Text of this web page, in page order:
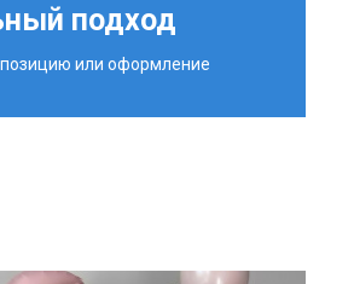
подход
или оформление